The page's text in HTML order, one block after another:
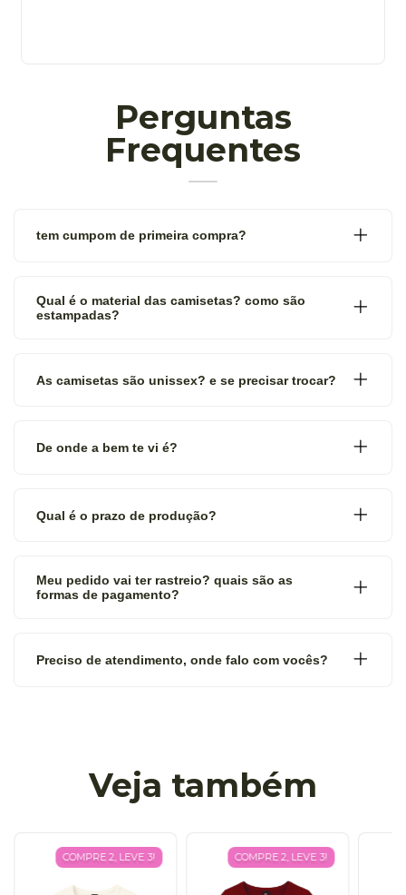
Perguntas
Frequentes
tem cumpom de primeira compra?
Qual é o material das camisetas? como são
estampadas?
As camisetas são unissex? e se precisar trocar?
De onde a bem te vi é?
Qual é o prazo de produção?
Meu pedido vai ter rastreio? quais são as
formas de pagamento?
Preciso de atendimento, onde falo com vocês?
Veja também
COMPRE 2, LEVE 3! COMPRE 2, LEVE 3!